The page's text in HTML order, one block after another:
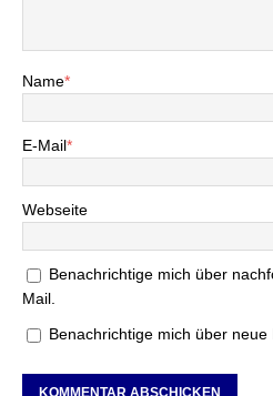
Name*
E-Mail*
Webseite
Benachrichtige mich über
Mail.
Benachrichtige mich über neue